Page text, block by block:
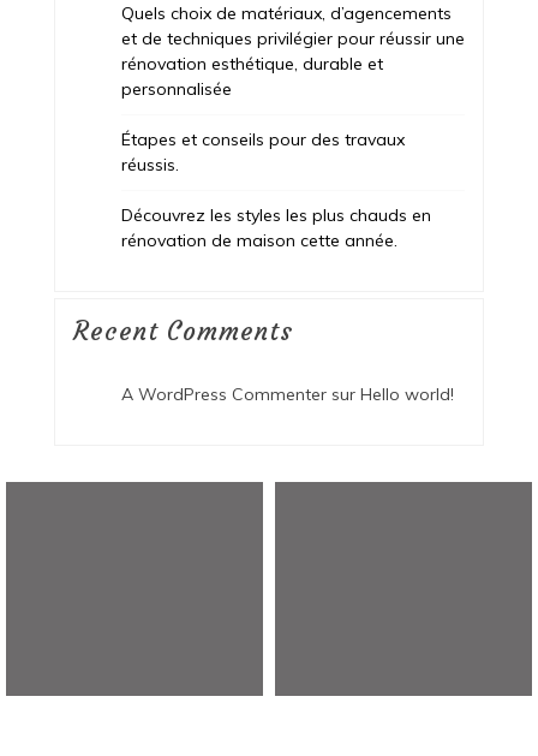
Quels choix de matériaux, d’agencements
et de techniques privilégier pour réussir une
rénovation esthétique, durable et
personnalisée
Étapes et conseils pour des travaux
réussis.
Découvrez les styles les plus chauds en
rénovation de maison cette année.
Recent Comments
A WordPress Commentersur Hello world!